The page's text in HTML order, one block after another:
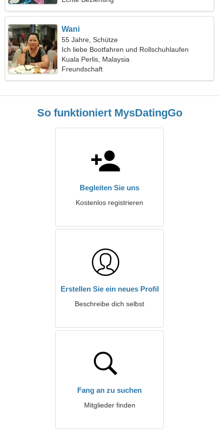
Wani
55 Jahre, Schütze
Ich liebe Bootfahren und Rollschuhlaufen
Kuala Perlis, Malaysia
Freundschaft
So funktioniert MysDatingGo
Begleiten Sie uns
Kostenlos registrieren
Erstellen Sie ein neues Profil
Beschreibe dich selbst
Fang an zu suchen
Mitglieder finden